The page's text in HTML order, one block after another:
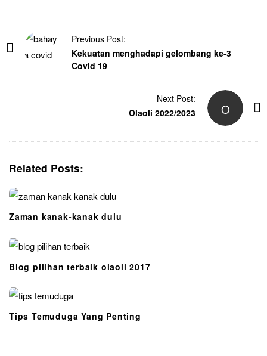
Previous Post:
Kekuatan menghadapi gelombang ke-3
Covid 19
O
Next Post:
Olaoli 2022/2023
Related Posts:
Zaman kanak-kanak dulu
Blog pilihan terbaik olaoli 2017
Tips Temuduga Yang Penting